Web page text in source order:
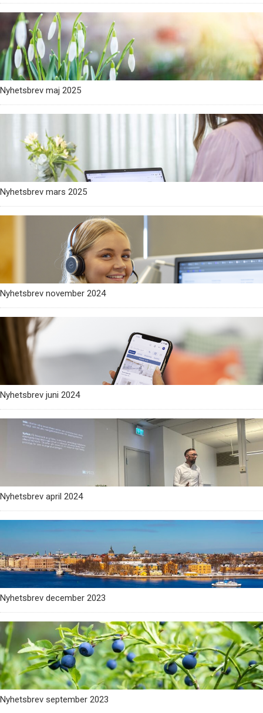
Nyhetsbrev maj 2025
Nyhetsbrev mars 2025
Nyhetsbrev november 2024
Nyhetsbrev juni 2024
Nyhetsbrev april 2024
Nyhetsbrev december 2023
Nyhetsbrev september 2023